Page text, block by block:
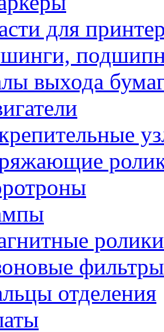
для
выхода
ролики
фильтры
отделения